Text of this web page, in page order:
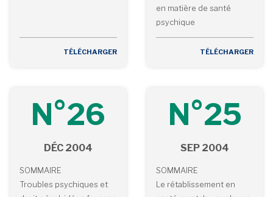
TÉLÉCHARGER
en matière de santé
psychique
TÉLÉCHARGER
N°26
DÉC 2004
SOMMAIRE
Troubles psychiques et
N°25
SEP 2004
SOMMAIRE
Le rétablissement en